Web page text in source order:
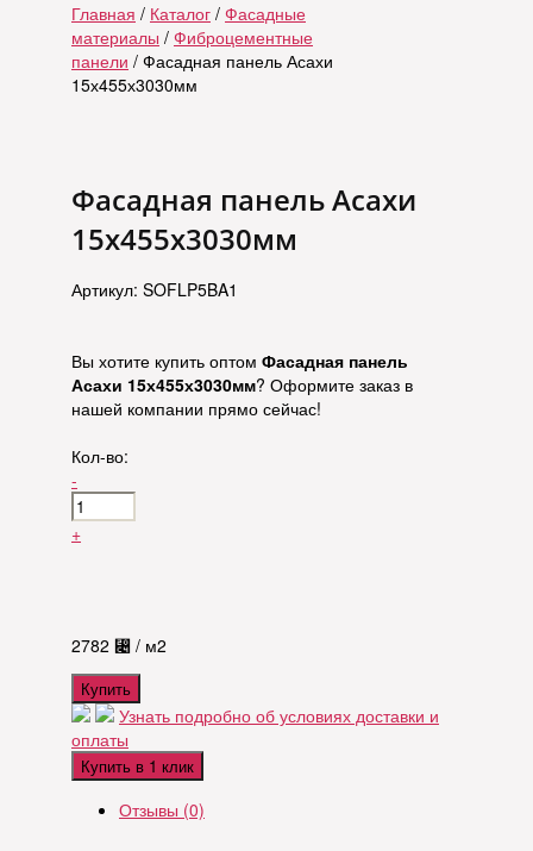
Главная / Каталог / Фасадные
материалы / Фиброцементные
панели / Фасадная панель Асахи
15х455х3030мм
Фасадная панель Асахи
15х455х3030мм
Артикул: SOFLP5BA1
Вы хотите купить оптом Фасадная панель
Асахи 15х455х3030мм? Оформите заказ в
нашей компании прямо сейчас!
Кол-во:
-
+
2782 ⃄ / м2
Купить
Узнать подробно об условиях доставки и
оплаты
Купить в 1 клик
Отзывы (0)